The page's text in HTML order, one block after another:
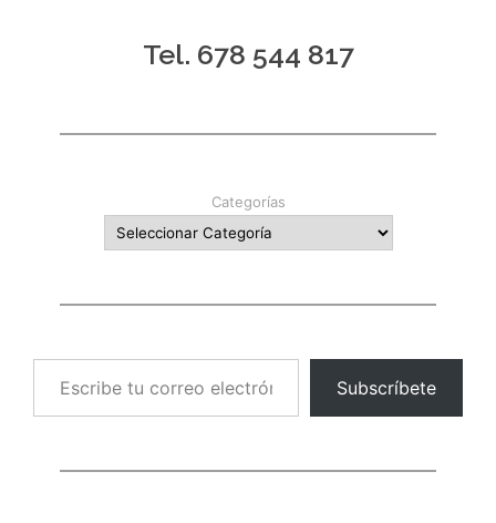
Tel. 678 544 817
Categorías
Escribe tu correo electrónico…
Subscríbete